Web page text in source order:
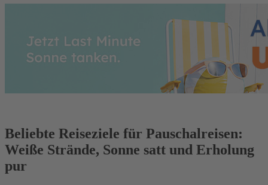
Beliebte Reiseziele für Pauschalreisen:
Weiße Strände, Sonne satt und Erholung
pur